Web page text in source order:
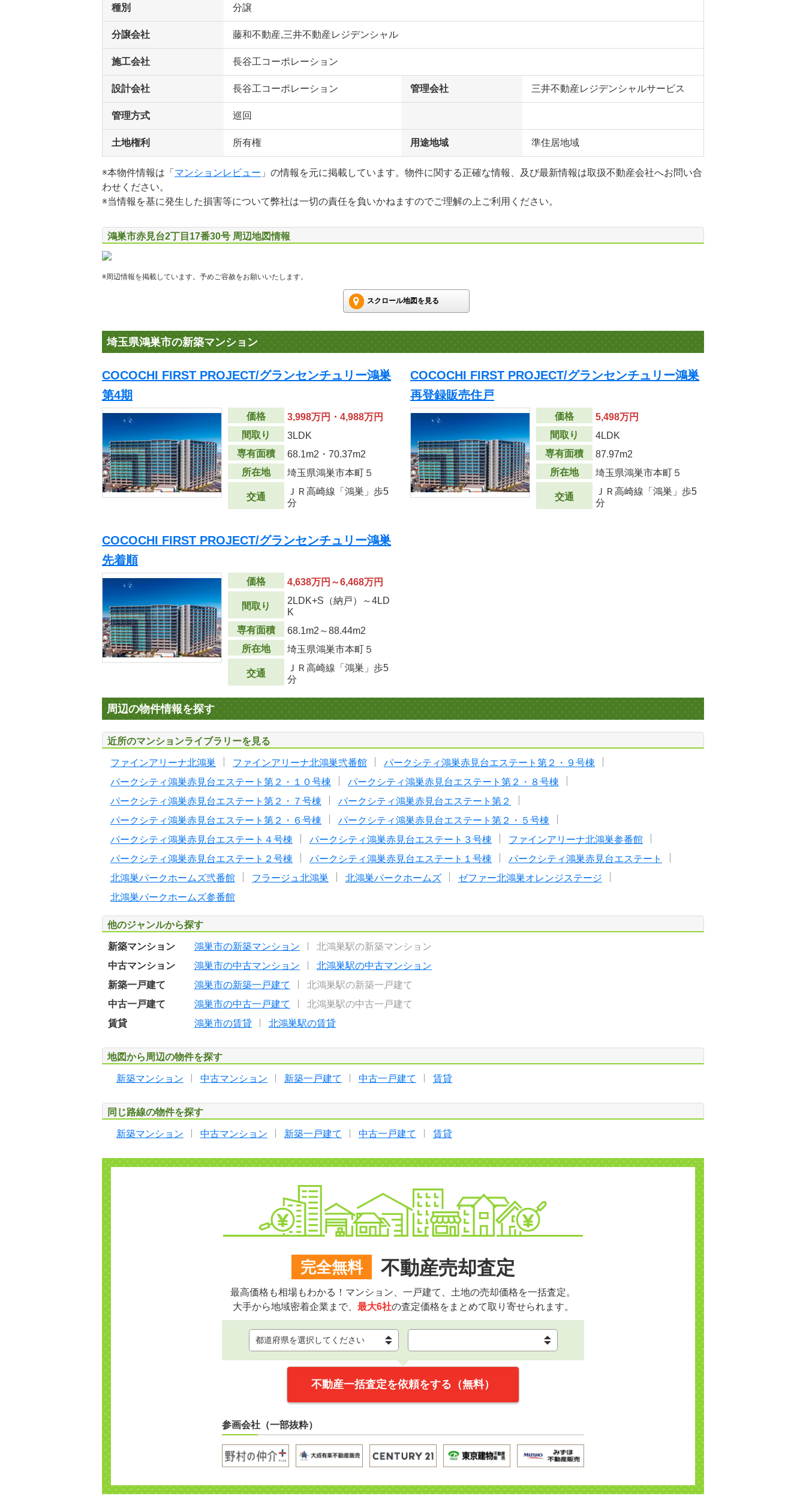
種別 分譲
分譲会社 藤和不動産,三井不動産レジデンシャル
施工会社 長谷工コーポレーション
設計会社 長谷工コーポレーション 管理会社 三井不動産レジデンシャルサービス
管理方式 巡回
土地権利 所有権 用途地域 準住居地域
※本物件情報は「 マンションレビュー 」の情報を元に掲載しています。物件に関する正確な情報、及び最新情報は取扱不動産会社へお問い合
わせください。
※当情報を基に発生した損害等について弊社は一切の責任を負いかねますのでご理解の上ご利用ください。
鴻巣市赤見台2丁目17番30号 周辺地図情報
※周辺情報を掲載しています。予めご容赦をお願いいたします。
スクロール地図を見る
埼玉県鴻巣市の新築マンション
COCOCHI FIRST PROJECT/グランセンチュリー鴻巣
第4期
価格
3,998万円・4,988万円
間取り
3LDK
専有面積
68.1m2 ・70.37m2
所在地
埼玉県鴻巣市本町５
交通
ＪＲ高崎線「鴻巣」歩5
分
COCOCHI FIRST PROJECT/グランセンチュリー鴻巣
再登録販売住戸
価格
5,498万円
間取り
4LDK
専有面積
87.97m2
所在地
埼玉県鴻巣市本町５
交通
ＪＲ高崎線「鴻巣」歩5
分
COCOCHI FIRST PROJECT/グランセンチュリー鴻巣
先着順
価格 4,638万円～6,468万円
間取り
2LDK+S（納戸）～4LD
K
専有面積
68.1m2 ～88.44m2
所在地
埼玉県鴻巣市本町５
交通
ＪＲ高崎線「鴻巣」歩5
分
周辺の物件情報を探す
近所のマンションライブラリーを見る
ファインアリーナ北鴻巣 ファインアリーナ北鴻巣弐番館
パークシティ鴻巣赤見台エステート第２・９号棟
パークシティ鴻巣赤見台エステート第２・１０号棟
パークシティ鴻巣赤見台エステート第２・８号棟
パークシティ鴻巣赤見台エステート第２・７号棟
パークシティ鴻巣赤見台エステート第２
パークシティ鴻巣赤見台エステート第２・６号棟
パークシティ鴻巣赤見台エステート第２・５号棟
パークシティ鴻巣赤見台エステート４号棟
パークシティ鴻巣赤見台エステート３号棟
ファインアリーナ北鴻巣参番館
パークシティ鴻巣赤見台エステート２号棟
パークシティ鴻巣赤見台エステート１号棟
パークシティ鴻巣赤見台エステート
北鴻巣パークホームズ弐番館
フラージュ北鴻巣 北鴻巣パークホームズ
ゼファー北鴻巣オレンジステージ
北鴻巣パークホームズ参番館
他のジャンルから探す
新築マンション 鴻巣市の新築マンション
北鴻巣駅の新築マンション
中古マンション
鴻巣市の中古マンション
北鴻巣駅の中古マンション
新築一戸建て
鴻巣市の新築一戸建て
北鴻巣駅の新築一戸建て
中古一戸建て
鴻巣市の中古一戸建て
北鴻巣駅の中古一戸建て
賃貸
鴻巣市の賃貸 北鴻巣駅の賃貸
地図から周辺の物件を探す
新築マンション 中古マンション 新築一戸建て 中古一戸建て 賃貸
同じ路線の物件を探す
新築マンション 中古マンション 新築一戸建て 中古一戸建て 賃貸
完全無料 不動産売却査定
最高価格も相場もわかる！マンション、一戸建て、土地の売却価格を一括査定。
大手から地域密着企業まで、 最大6社の査定価格をまとめて取り寄せられます。
不動産一括査定を依頼をする（無料）
参画会社（一部抜粋）